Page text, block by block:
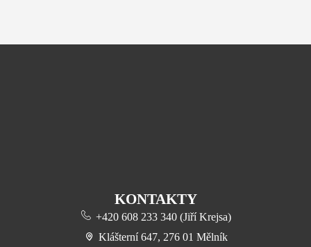
KONTAKTY
+420 608 233 340 (Jiří Krejsa)
Klášterní 647, 276 01 Mělník